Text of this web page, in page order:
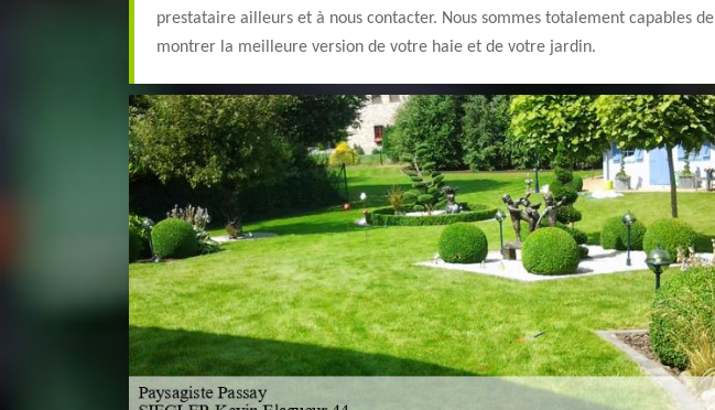
prestataire ailleurs et à nous contacter. Nous sommes totalement capables de
montrer la meilleure version de votre haie et de votre jardin.